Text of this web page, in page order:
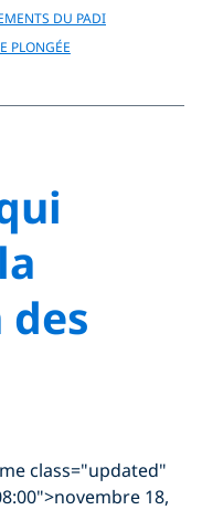
DU PADI
PLONGÉE
class="updated"
18,